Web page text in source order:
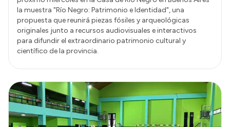
la muestra "Río Negro: Patrimonio e Identidad", una
propuesta que reunirá piezas fósiles y arqueológicas
originales junto a recursos audiovisuales e interactivos
para difundir el extraordinario patrimonio cultural y
científico de la provincia.